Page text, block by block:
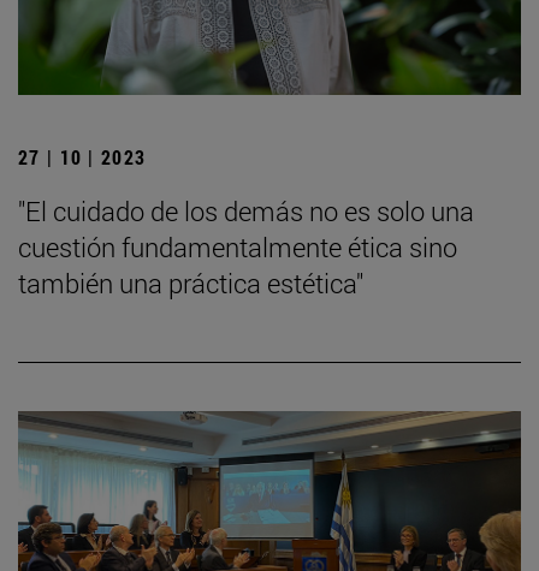
27 | 10 | 2023
"El cuidado de los demás no es solo una
cuestión fundamentalmente ética sino
también una práctica estética"